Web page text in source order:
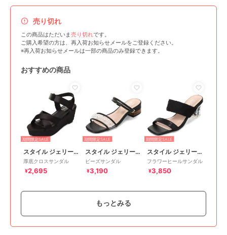
売り切れ
この商品はただいま売り切れです。
ご購入希望の方は、再入荷お知らせメールをご登録ください。
※再入荷お知らせメールは一部の商品のみ登録できます。
おすすめの商品
期間限定SALE
スタイル ジェリービーンズ
厚底クロスサンダル
¥2,695
期間限定SALE
スタイル ジェリービーンズ
ビーズサンダル
¥3,190
期間限定SALE
スタイル ジェリービーンズ
フラワーヒールサンダル
¥3,850
もっとみる